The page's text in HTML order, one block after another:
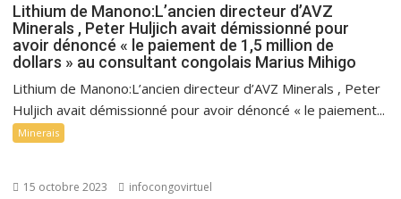
Lithium de Manono:L’ancien directeur d’AVZ
Minerals , Peter Huljich avait démissionné pour
avoir dénoncé « le paiement de 1,5 million de
dollars » au consultant congolais Marius Mihigo
Lithium de Manono:L’ancien directeur d’AVZ Minerals , Peter
Huljich avait démissionné pour avoir dénoncé « le paiement...
Minerais
15 octobre 2023 infocongovirtuel